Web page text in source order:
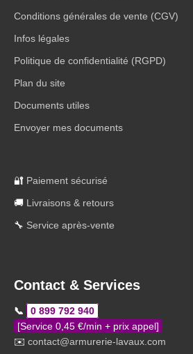
Conditions générales de vente (CGV)
Infos légales
Politique de confidentialité (RGPD)
Plan du site
Documents utiles
Envoyer mes documents
🔐 Paiement sécurisé
🚚 Livraisons & retours
🔧 Service après-vente
Contact & Services
📞
0 899 792 940
[Service 0,45 €/min + prix appel]
✉️ contact@armurerie-lavaux.com